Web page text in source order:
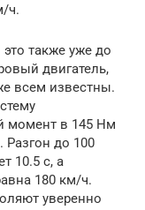
ч.
также уже до
двигатель,
всем известны.
момент в 145 Нм
Разгон до 100
10.5 с, а
180 км/ч.
уверенно